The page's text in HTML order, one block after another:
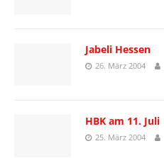
Jabeli Hessen
26. März 2004
HBK am 11. Juli
25. März 2004